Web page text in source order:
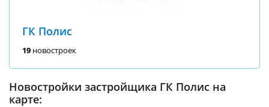
ГК Полис
19 новостроек
Новостройки застройщика ГК Полис на
карте: